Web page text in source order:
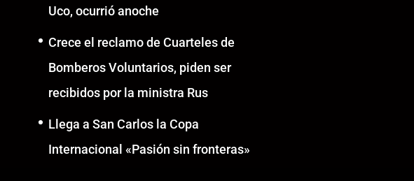
Uco, ocurrió anoche
Crece el reclamo de Cuarteles de
Bomberos Voluntarios, piden ser
recibidos por la ministra Rus
Llega a San Carlos la Copa
Internacional «Pasión sin fronteras»